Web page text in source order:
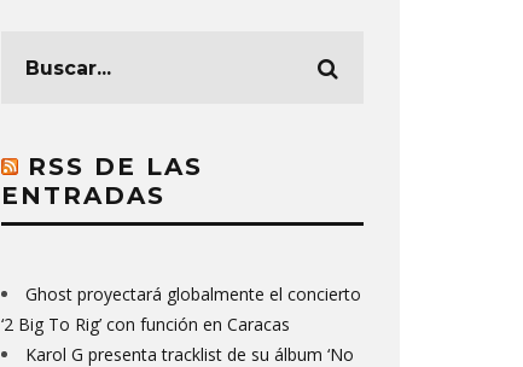
RSS DE LAS
ENTRADAS
Ghost proyectará globalmente el concierto
‘2 Big To Rig’ con función en Caracas
Karol G presenta tracklist de su álbum ‘No